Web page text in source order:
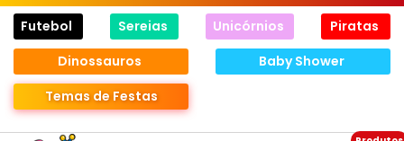
Futebol Sereias Unicórnios
Piratas
Dinossauros
Baby Shower
Temas de Festas